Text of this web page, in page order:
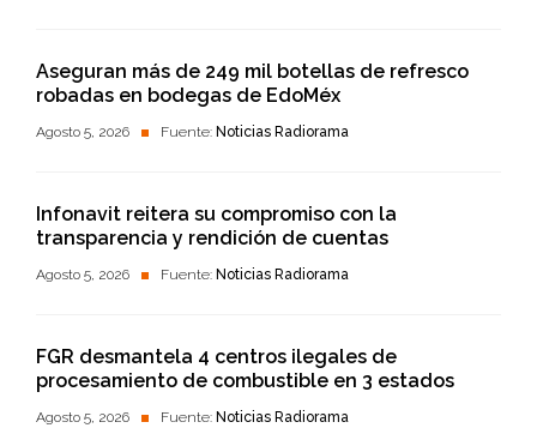
Aseguran más de 249 mil botellas de refresco
robadas en bodegas de EdoMéx
Agosto 5, 2026 Fuente: Noticias Radiorama
Infonavit reitera su compromiso con la
transparencia y rendición de cuentas
Agosto 5, 2026 Fuente: Noticias Radiorama
FGR desmantela 4 centros ilegales de
procesamiento de combustible en 3 estados
Agosto 5, 2026 Fuente: Noticias Radiorama